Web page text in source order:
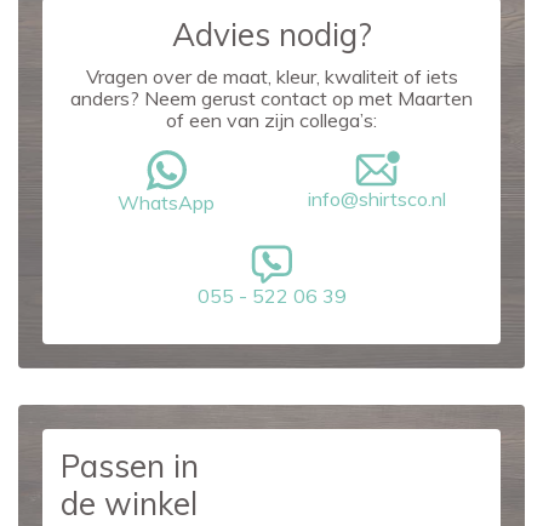
Advies nodig?
Vragen over de maat, kleur, kwaliteit of iets
anders? Neem gerust contact op met Maarten
of een van zijn collega’s:
WhatsApp info@shirtsco.nl
055 - 522 06 39
Passen in
de winkel